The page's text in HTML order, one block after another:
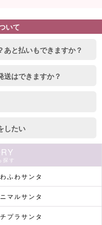
いて
と払いもできますか？
送はできますか？
したい
探す
ふわサンタ
マルサンタ
プラサンタ